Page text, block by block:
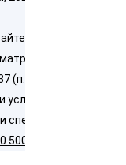
предназначена
как
(п. 2) ГК РФ. Для
специалистами по
500 5437